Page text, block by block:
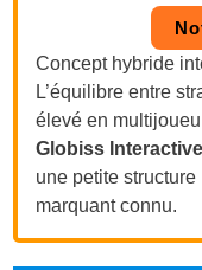
Concept hybride
L’équilibre entre
élevé en
Globiss
une petite
marquant connu.